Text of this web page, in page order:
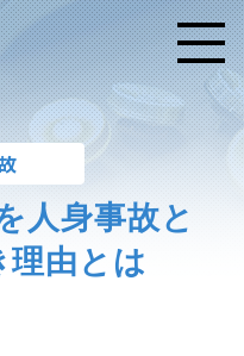
メニ
人身事故と
理由とは